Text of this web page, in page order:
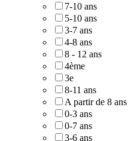
7-10 ans
5-10 ans
3-7 ans
4-8 ans
8 - 12 ans
4ème
3e
8-11 ans
A partir de 8 ans
0-3 ans
0-7 ans
3-6 ans